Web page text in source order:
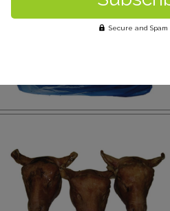
Secure and Spam